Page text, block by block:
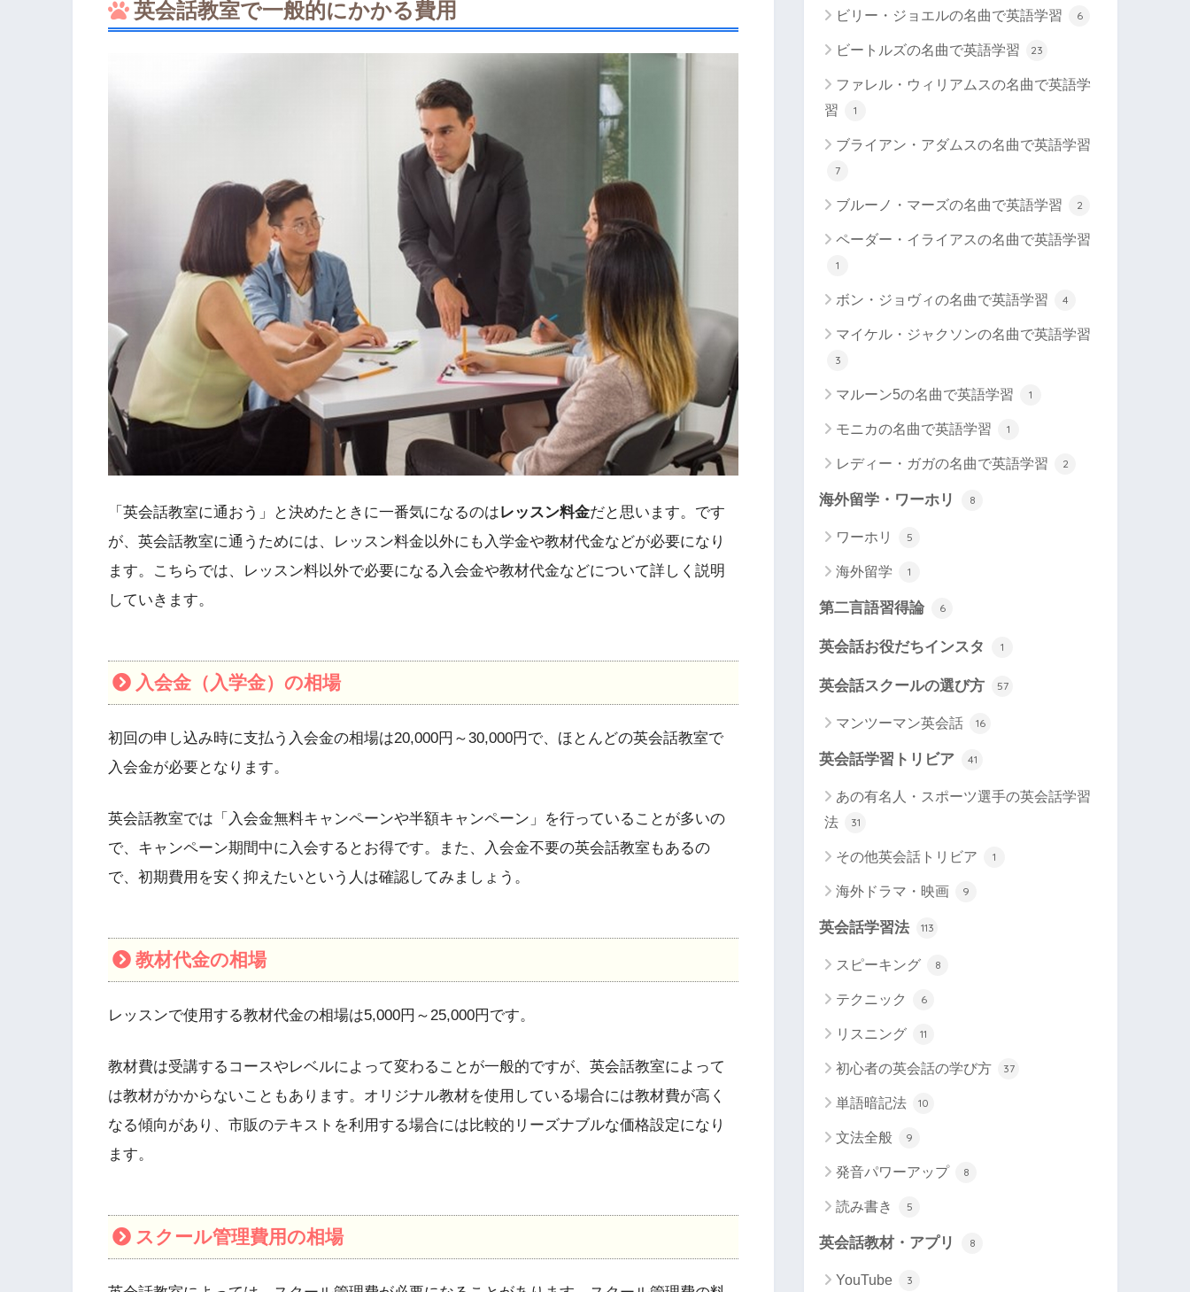
英会話教室で一般的にかかる費用
「英会話教室に通おう」と決めたときに一番気になるのはレッスン料金だと思います。です
が、英会話教室に通うためには、レッスン料金以外にも入学金や教材代金などが必要になり
ます。こちらでは、レッスン料以外で必要になる入会金や教材代金などについて詳しく説明
していきます。
入会金（入学金）の相場
初回の申し込み時に支払う入会金の相場は20,000円～30,000円で、ほとんどの英会話教室で
入会金が必要となります。
英会話教室では「入会金無料キャンペーンや半額キャンペーン」を行っていることが多いの
で、キャンペーン期間中に入会するとお得です。また、入会金不要の英会話教室もあるの
で、初期費用を安く抑えたいという人は確認してみましょう。
教材代金の相場
レッスンで使用する教材代金の相場は5,000円～25,000円です。
教材費は受講するコースやレベルによって変わることが一般的ですが、英会話教室によって
は教材がかからないこともあります。オリジナル教材を使用している場合には教材費が高く
なる傾向があり、市販のテキストを利用する場合には比較的リーズナブルな価格設定になり
ます。
スクール管理費用の相場
ビリー・ジョエルの名曲で英語学習 6
ビートルズの名曲で英語学習 23
ファレル・ウィリアムスの名曲で英語学
習
1
ブライアン・アダムスの名曲で英語学習
7
ブルーノ・マーズの名曲で英語学習 2
ペーダー・イライアスの名曲で英語学習
1
ボン・ジョヴィの名曲で英語学習 4
マイケル・ジャクソンの名曲で英語学習
3
マルーン5の名曲で英語学習 1
モニカの名曲で英語学習 1
レディー・ガガの名曲で英語学習 2
海外留学・ワーホリ 8
ワーホリ 5
海外留学 1
第二言語習得論 6
英会話お役だちインスタ 1
英会話スクールの選び方 57
マンツーマン英会話 16
英会話学習トリビア 41
あの有名人・スポーツ選手の英会話学習
法
31
その他英会話トリビア 1
海外ドラマ・映画 9
英会話学習法 113
スピーキング 8
テクニック 6
リスニング 11
初心者の英会話の学び方 37
単語暗記法 10
文法全般 9
発音パワーアップ 8
読み書き 5
英会話教材・アプリ 8
YouTube 3